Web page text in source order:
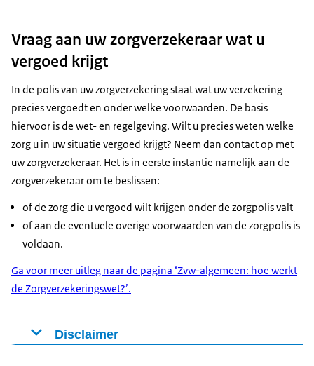
Vraag aan uw zorgverzekeraar wat u
vergoed krijgt
In de polis van uw zorgverzekering staat wat uw verzekering
precies vergoedt en onder welke voorwaarden. De basis
hiervoor is de wet- en regelgeving. Wilt u precies weten welke
zorg u in uw situatie vergoed krijgt? Neem dan contact op met
uw zorgverzekeraar. Het is in eerste instantie namelijk aan de
zorgverzekeraar om te beslissen:
of de zorg die u vergoed wilt krijgen onder de zorgpolis valt
of aan de eventuele overige voorwaarden van de zorgpolis is
voldaan.
Ga voor meer uitleg naar de pagina ‘Zvw-algemeen: hoe werkt
de Zorgverzekeringswet?’.
Disclaimer